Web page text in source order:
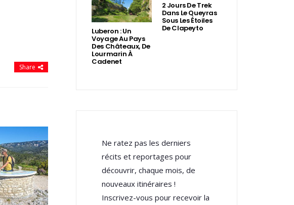
Share
Luberon : Un
Voyage Au Pays
Des Châteaux, De
Lourmarin À
Cadenet
2 Jours De Trek
Dans Le Queyras
Sous Les Étoiles
De Clapeyto
Ne ratez pas les derniers
récits et reportages pour
découvrir, chaque mois, de
nouveaux itinéraires !
Inscrivez-vous pour recevoir la